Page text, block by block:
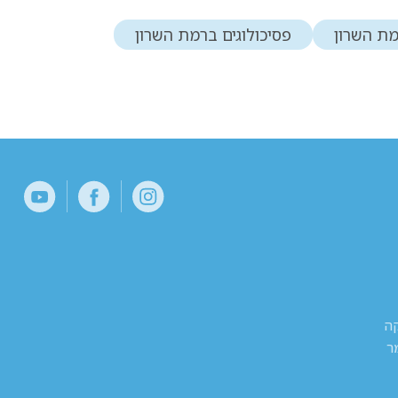
השרון פסיכולוגים ברמת השרון